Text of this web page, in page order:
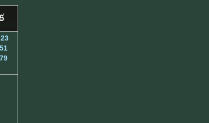
23
51
79